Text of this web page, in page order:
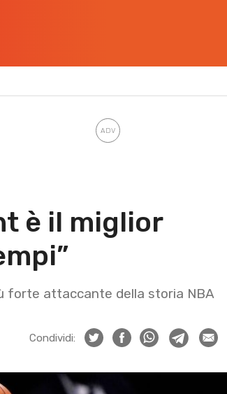
è il miglior
forte attaccante della storia NBA
Condividi: